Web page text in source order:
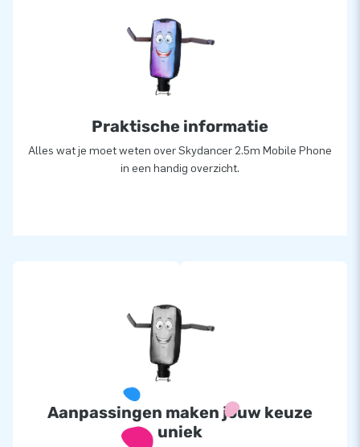
Praktische informatie
Alles wat je moet weten over Skydancer 2.5m Mobile Phone
in een handig overzicht.
Aanpassingen maken jouw keuze
uniek